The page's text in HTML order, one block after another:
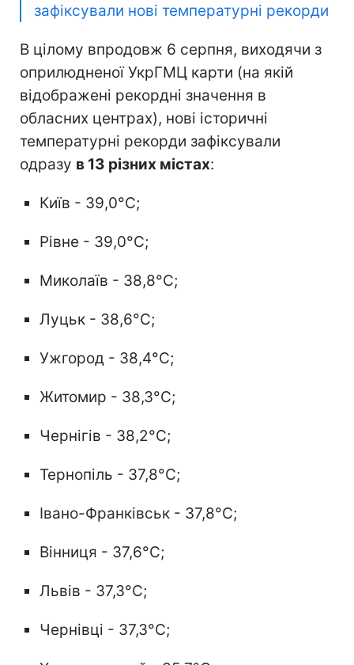
зафіксували нові температурні рекорди
В цілому впродовж 6 серпня, виходячи з
оприлюдненої УкрГМЦ карти (на якій
відображені рекордні значення в
обласних центрах), нові історичні
температурні рекорди зафіксували
одразу в 13 різних містах:
Київ - 39,0°C;
Рівне - 39,0°C;
Миколаїв - 38,8°C;
Луцьк - 38,6°C;
Ужгород - 38,4°C;
Житомир - 38,3°C;
Чернігів - 38,2°C;
Тернопіль - 37,8°C;
Івано-Франківськ - 37,8°C;
Вінниця - 37,6°C;
Львів - 37,3°C;
Чернівці - 37,3°C;